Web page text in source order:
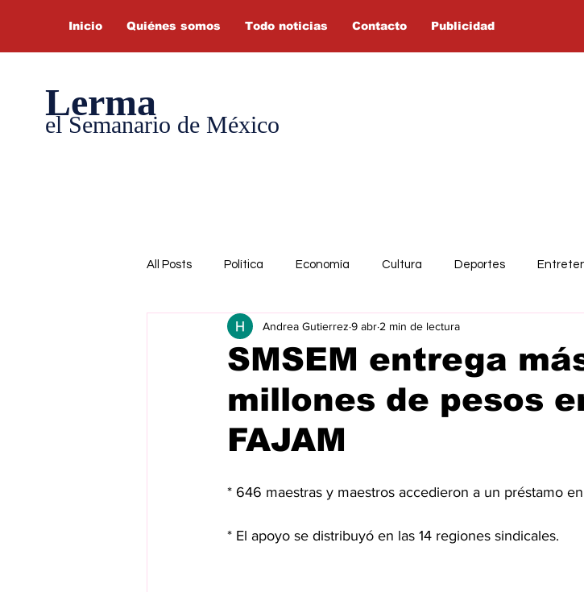
Inicio Quiénes somos Todo noticias Contacto Publicidad
Lerma
el Semanario de México
All Posts Política Economía Cultura Deportes
SMSEM entrega
millones de pesos
FAJAM
Andrea Gutierrez 9 abr 2 min de lectura
* 646 maestras y maestros accedieron a un préstamo
* El apoyo se distribuyó en las 14 regiones sindicales.